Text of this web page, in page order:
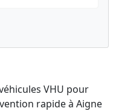
VHU pour
rapide à Aigne